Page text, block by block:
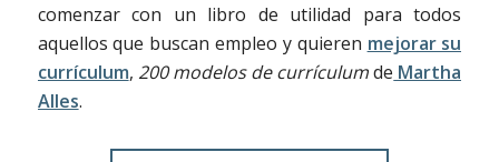
comenzar con un libro de utilidad para todos
aquellos que buscan empleo y quieren mejorar su
currículum, 200 modelos de currículumde Martha
Alles.